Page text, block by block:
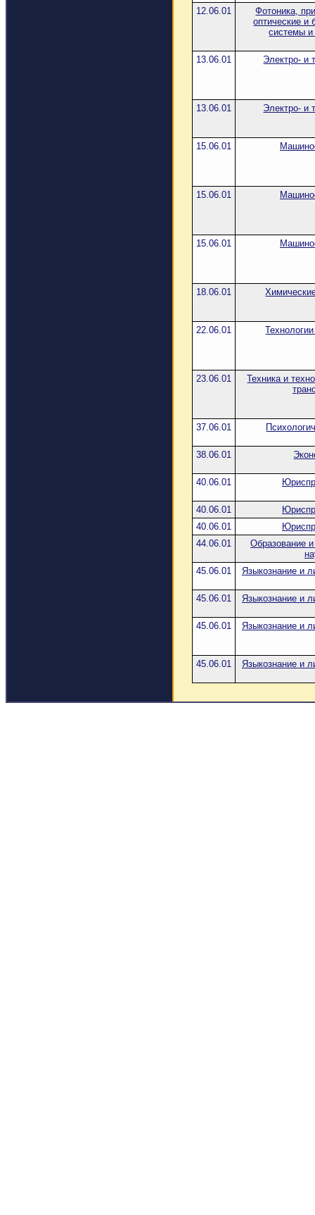
12.06.01
Фотоника,
оптические и
системы и
13.06.01 Электро- и
13.06.01 Электро- и
15.06.01
15.06.01
15.06.01
18.06.01
22.06.01
23.06.01
Техника и
37.06.01
38.06.01
40.06.01
40.06.01
40.06.01
44.06.01
Образование и
45.06.01
Языкознание и
45.06.01 Языкознание и
45.06.01 Языкознание и
45.06.01 Языкознание и